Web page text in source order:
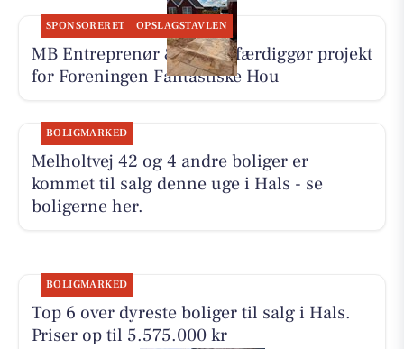
SPONSORERET OPSLAGSTAVLEN
MB Entreprenør & Anlæg færdiggør projekt
for Foreningen Fantastiske Hou
BOLIGMARKED
Melholtvej 42 og 4 andre boliger er
kommet til salg denne uge i Hals - se
boligerne her.
BOLIGMARKED
Top 6 over dyreste boliger til salg i Hals.
Priser op til 5.575.000 kr